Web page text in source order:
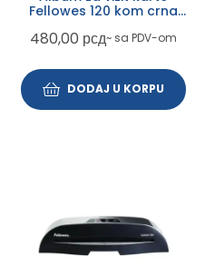
Fellowes 120 kom crna
480,00 рсд~ sa PDV-om
DODAJ U KORPU